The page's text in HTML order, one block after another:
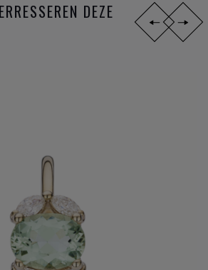
DEZE